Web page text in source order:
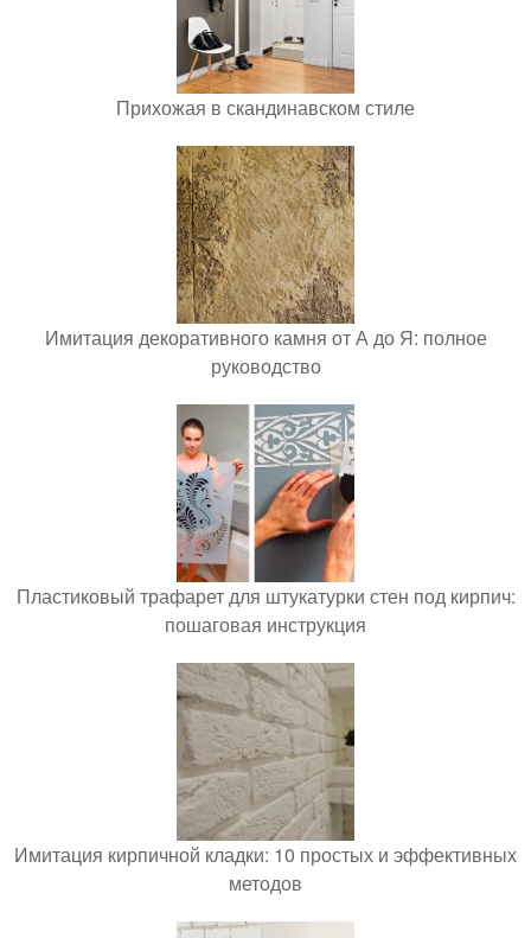
Прихожая в скандинавском стиле
Имитация декоративного камня от А до Я: полное
руководство
Пластиковый трафарет для штукатурки стен под кирпич:
пошаговая инструкция
Имитация кирпичной кладки: 10 простых и эффективных
методов